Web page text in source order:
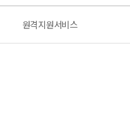
원격지원서비스